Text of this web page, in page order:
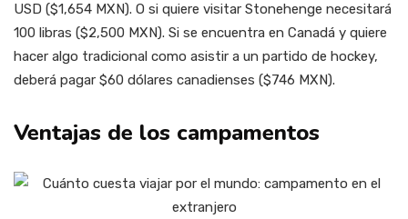
USD ($1,654 MXN). O si quiere visitar Stonehenge necesitará
100 libras ($2,500 MXN). Si se encuentra en Canadá y quiere
hacer algo tradicional como asistir a un partido de hockey,
deberá pagar $60 dólares canadienses ($746 MXN).
Ventajas de los campamentos